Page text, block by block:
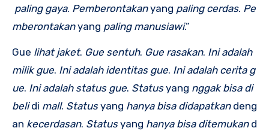
paling gaya. Pemberontakanyang paling cerdas. Pe
mberontakanyang paling manusiawi.”
Gue lihat jaket. Gue sentuh. Gue rasakan. Ini adalah
milik gue. Ini adalah identitas gue. Ini adalah cerita g
ue. Ini adalah status gue. Statusyang nggak bisa di
belidi mall. Statusyang hanya bisa didapatkandeng
an kecerdasan. Statusyang hanya bisa ditemukand